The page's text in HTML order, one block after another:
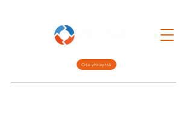
Ota yhteyttä